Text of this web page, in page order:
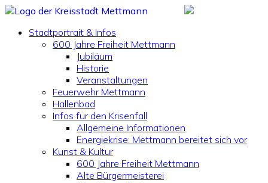
Stadtportrait & Infos
600 Jahre Freiheit Mettmann
Jubiläum
Historie
Veranstaltungen
Feuerwehr Mettmann
Hallenbad
Infos für den Krisenfall
Allgemeine Informationen
Energiekrise: Mettmann bereitet sich vor
Kunst & Kultur
600 Jahre Freiheit Mettmann
Alte Bürgermeisterei